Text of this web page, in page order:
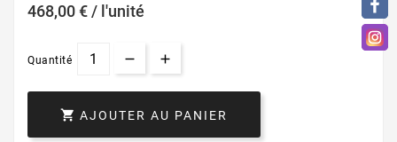
468,00 € / l'unité
Quantité
 AJOUTER AU PANIER